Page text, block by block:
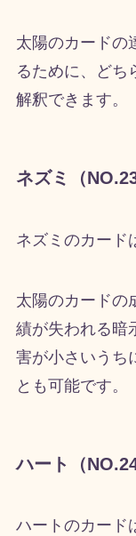
太陽のカードの
るために、どち
解釈できます。
ネズミ（
ネズミのカード
太陽のカードの
績が失われる暗
害が小さいうち
とも可能です。
ハート（
ハートのカード